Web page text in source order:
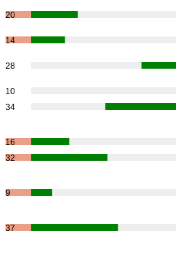
20
14
28
10
34
16
32
9
37